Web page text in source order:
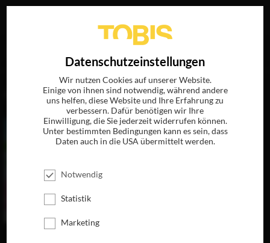
„Oren Aviv“ergab folgende Treffer
Datenschutzeinstellungen
Wir nutzen Cookies auf unserer Website.
Einige von ihnen sind notwendig, während andere
uns helfen, diese Website und Ihre Erfahrung zu
verbessern. Dafür benötigen wir Ihre
Einwilligung, die Sie jederzeit widerrufen können.
Unter bestimmten Bedingungen kann es sein, dass
Daten auch in die USA übermittelt werden.
Notwendig
Statistik
Marketing